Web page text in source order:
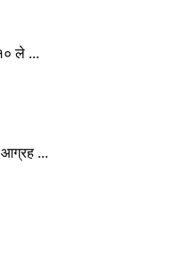
ले ...
आग्रह ...